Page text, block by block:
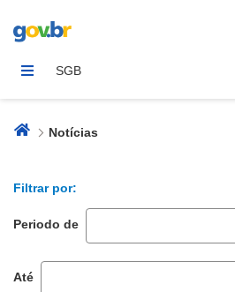
SGB
Notícias
Filtrar por:
Periodo de
Até